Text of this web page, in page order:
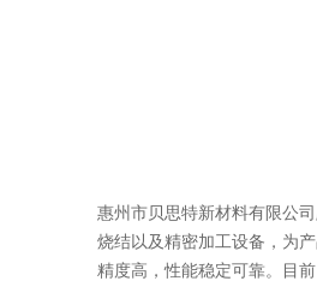
惠州市贝思特新材料有限公
烧结以及精密加工设备，为
精度高，性能稳定可靠。目